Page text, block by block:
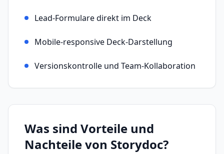
Lead-Formulare direkt im Deck
Mobile-responsive Deck-Darstellung
Versionskontrolle und Team-Kollaboration
Was sind Vorteile und
Nachteile von Storydoc?